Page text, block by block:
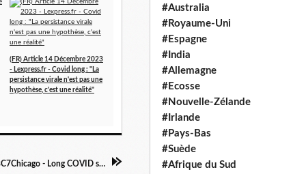
(FR) Article 14 Décembre 2023
- Lexpress.fr - Covid long : "La
persistance virale n'est pas une
hypothèse, c'est une réalité"
(EN) Article 31 mars 2022 - ABC7Chicago - Long COVID symptoms plague sufferers, but new studies could lead to treatments and relief
#Australia
#Royaume-Uni
#Espagne
#India
#Allemagne
#Ecosse
#Nouvelle-Zélande
#Irlande
#Pays-Bas
#Suède
#Afrique du Sud